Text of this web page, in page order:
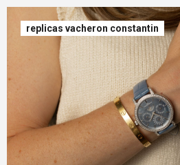
replicas vacheron constantin